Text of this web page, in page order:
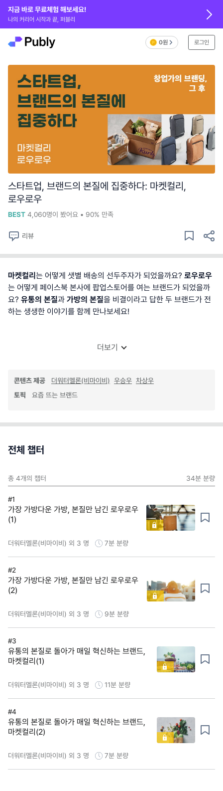
0원 로그인
지금 바로 무료체험 해보세요!
나의 커리어 시작과 끝, 퍼블리
스타트업, 브랜드의 본질에 집중하다: 마켓컬리,
로우로우
BEST 4,060명이 봤어요 • 90% 만족
리뷰
마켓컬리 는 어떻게 샛별 배송의 선두주자가 되었을까요? 로우로우
는 어떻게 페이스북 본사에 팝업스토어를 여는 브랜드가 되었을까
요? 유통의 본질과 가방의 본질을 비결이라고 답한 두 브랜드가 전
하는 생생한 이야기를 함께 만나보세요!
더보기
콘텐츠 제공 더워터멜론(비마이비) 우승우 차상우
토픽
요즘 뜨는 브랜드
전체 챕터
총 4개의 챕터 34분 분량
#1
가장 가방다운 가방, 본질만 남긴 로우로우
(1)
더워터멜론(비마이비) 외 3 명 7분 분량
#2
가장 가방다운 가방, 본질만 남긴 로우로우
(2)
더워터멜론(비마이비) 외 3 명 9분 분량
#3
유통의 본질로 돌아가 매일 혁신하는 브랜드,
마켓컬리(1)
더워터멜론(비마이비) 외 3 명 11분 분량
#4
유통의 본질로 돌아가 매일 혁신하는 브랜드,
마켓컬리(2)
더워터멜론(비마이비) 외 3 명 7분 분량